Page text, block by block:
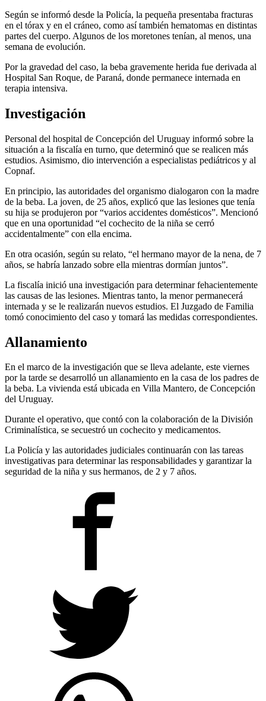
Según se informó desde la Policía, la pequeña presentaba fracturas
en el tórax y en el cráneo, como así también hematomas en distintas
partes del cuerpo. Algunos de los moretones tenían, al menos, una
semana de evolución.
Por la gravedad del caso, la beba gravemente herida fue derivada al
Hospital San Roque, de Paraná, donde permanece internada en
terapia intensiva.
Investigación
Personal del hospital de Concepción del Uruguay informó sobre la
situación a la fiscalía en turno, que determinó que se realicen más
estudios. Asimismo, dio intervención a especialistas pediátricos y al
Copnaf.
En principio, las autoridades del organismo dialogaron con la madre
de la beba. La joven, de 25 años, explicó que las lesiones que tenía
su hija se produjeron por “varios accidentes domésticos”. Mencionó
que en una oportunidad “el cochecito de la niña se cerró
accidentalmente” con ella encima.
En otra ocasión, según su relato, “el hermano mayor de la nena, de 7
años, se habría lanzado sobre ella mientras dormían juntos”.
La fiscalía inició una investigación para determinar fehacientemente
las causas de las lesiones. Mientras tanto, la menor permanecerá
internada y se le realizarán nuevos estudios. El Juzgado de Familia
tomó conocimiento del caso y tomará las medidas correspondientes.
Allanamiento
En el marco de la investigación que se lleva adelante, este viernes
por la tarde se desarrolló un allanamiento en la casa de los padres de
la beba. La vivienda está ubicada en Villa Mantero, de Concepción
del Uruguay.
Durante el operativo, que contó con la colaboración de la División
Criminalística, se secuestró un cochecito y medicamentos.
La Policía y las autoridades judiciales continuarán con las tareas
investigativas para determinar las responsabilidades y garantizar la
seguridad de la niña y sus hermanos, de 2 y 7 años.